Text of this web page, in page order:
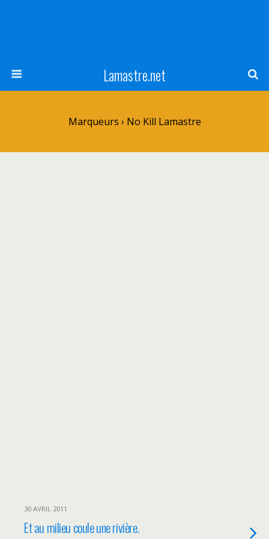
Lamastre.net
Marqueurs › No Kill Lamastre
30 AVRIL 2011
Et au milieu coule une rivière.